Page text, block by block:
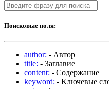
Поисковые поля:
author: - Автор
title: - Заглавие
content: - Содержание
keyword: - Ключевые